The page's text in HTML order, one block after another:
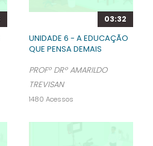
03:32
UNIDADE 6 - A EDUCAÇÃO
QUE PENSA DEMAIS
PROFº DRº AMARILDO
TREVISAN
1480 Acessos